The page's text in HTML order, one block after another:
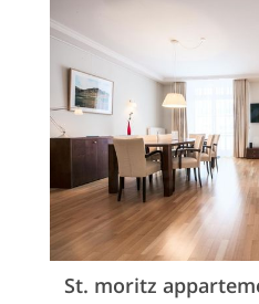
St. moritz